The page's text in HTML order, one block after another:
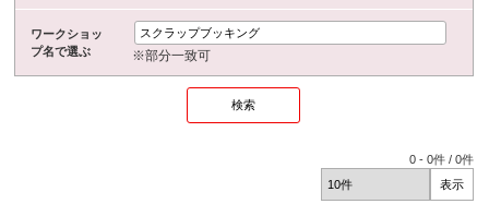
ワークショッ
プ名で選ぶ
※部分一致可
0 -0件 /0件